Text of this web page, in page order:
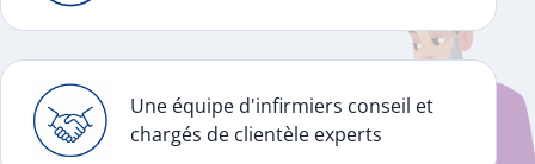
Une équipe d'infirmiers conseil et
chargés de clientèle experts